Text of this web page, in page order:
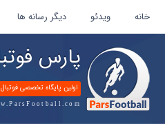
خانه ویدئو دیگر رسانه ها
پارس
اولین پایگاه تخصصی